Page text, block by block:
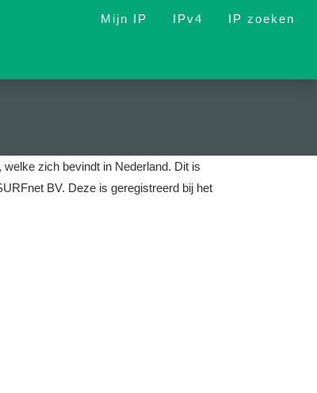
Mijn IP IPv4 IP zoeken
zich bevindt in Nederland. Dit is
BV. Deze is geregistreerd bij het